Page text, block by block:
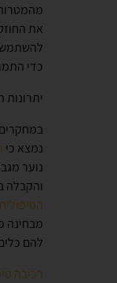
את
להשתמש
כדי
יתרונות
נמצא כי
נוער
והקבלה
הטיפולית
מבחינה
להם
רכיבה